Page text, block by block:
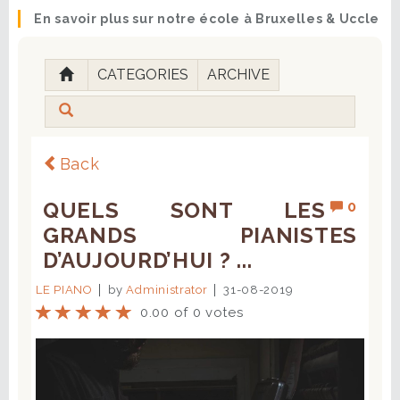
En savoir plus sur notre école à Bruxelles & Uccle
CATEGORIES ARCHIVE
Back
0
QUELS SONT LES
GRANDS PIANISTES
D’AUJOURD’HUI ? ...
LE PIANO byAdministrator 31-08-2019
0.00 of 0 votes